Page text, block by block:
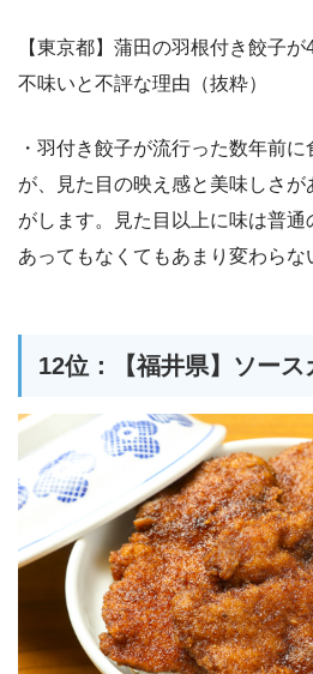
【東京都】蒲田の羽根付き餃子
不味いと不評な理由（抜粋）
・羽付き餃子が流行った数年前
が、見た目の映え感と美味しさ
がします。見た目以上に味は普
あってもなくてもあまり変わらな
12位：【福井県】ソース